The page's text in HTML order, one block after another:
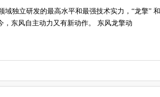
独立研发的最高水平和最强技术实力，“龙擎” 和
，东风自主动力又有新动作。 东风龙擎动